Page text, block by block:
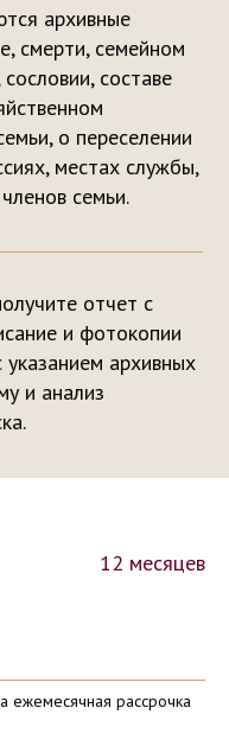
архивные
смерти, семейном
составе
о переселении
местах службы,
семьи.
отчет с
и фотокопии
архивных
и анализ
12 месяцев
ежемесячная рассрочка